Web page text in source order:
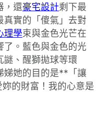
，還豪宅設計剩下最
實的「傻氣」去對
理學束與金色光芒在
了。藍色與金色的光
謎、醒獅拋球等環
娣她的目的是**「讓
的財富！我的心意是